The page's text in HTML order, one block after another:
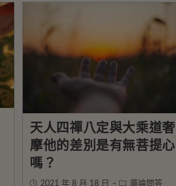
天人四禪八定與大乘道奢
摩他的差別是有無菩提心
嗎？
2021 年 8 月 18 日 廣論問答